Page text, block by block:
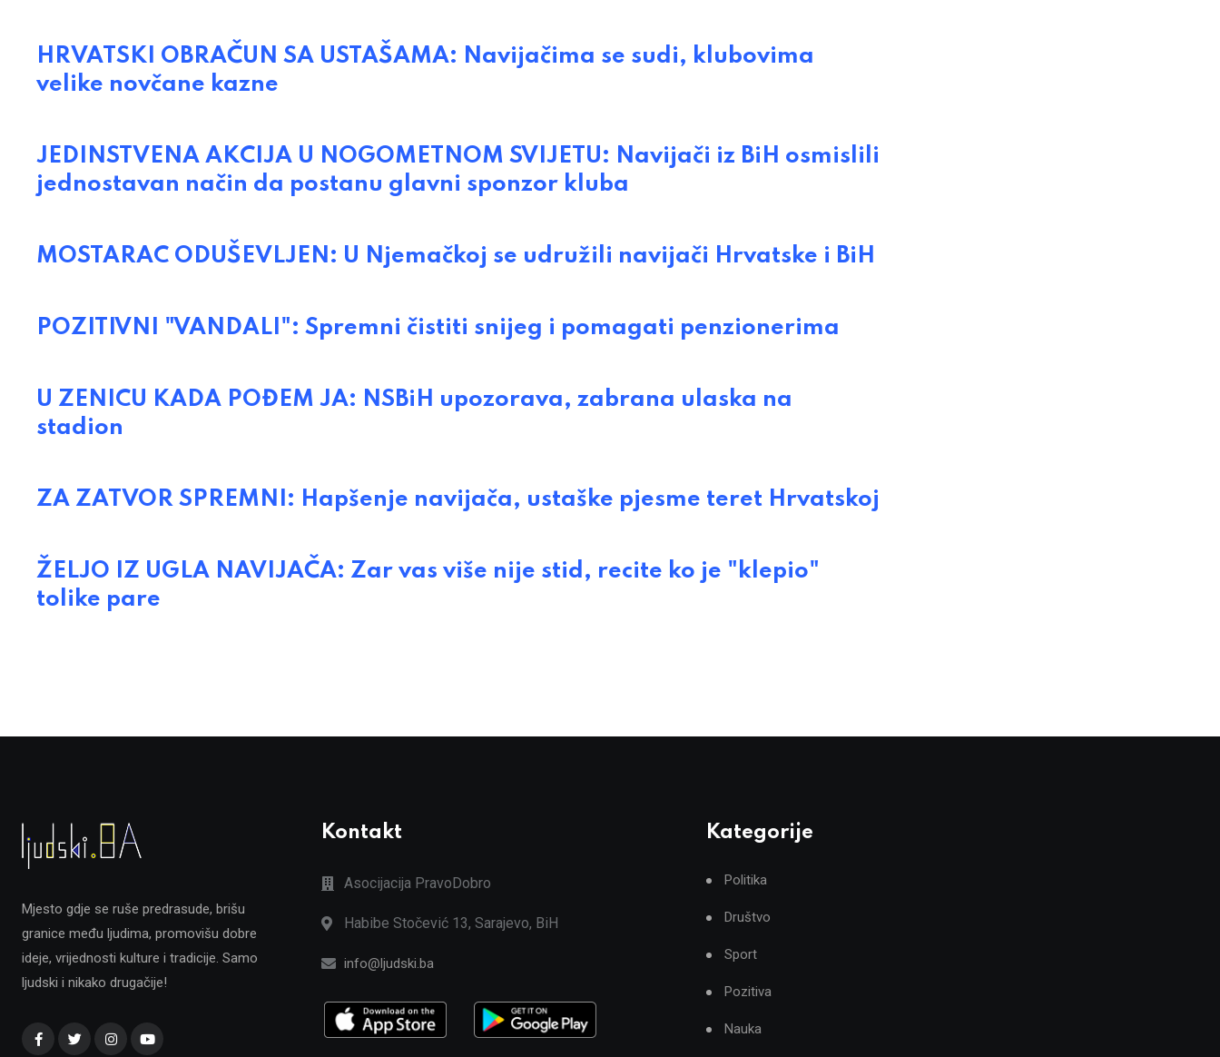
HRVATSKI OBRAČUN SA USTAŠAMA: Navijačima se sudi, klubovima
velike novčane kazne
JEDINSTVENA AKCIJA U NOGOMETNOM SVIJETU: Navijači iz BiH osmislili
jednostavan način da postanu glavni sponzor kluba
MOSTARAC ODUŠEVLJEN: U Njemačkoj se udružili navijači Hrvatske i BiH
POZITIVNI "VANDALI": Spremni čistiti snijeg i pomagati penzionerima
U ZENICU KADA POĐEM JA: NSBiH upozorava, zabrana ulaska na
stadion
ZA ZATVOR SPREMNI: Hapšenje navijača, ustaške pjesme teret Hrvatskoj
ŽELJO IZ UGLA NAVIJAČA: Zar vas više nije stid, recite ko je "klepio"
tolike pare
Mjesto gdje se ruše predrasude, brišu
granice među ljudima, promovišu dobre
ideje, vrijednosti kulture i tradicije. Samo
ljudski i nikako drugačije!
Kontakt
Asocijacija PravoDobro
Habibe Stočević 13, Sarajevo, BiH
info@ljudski.ba
Kategorije
Politika
Društvo
Sport
Pozitiva
Nauka